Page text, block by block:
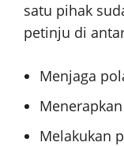
satu pihak
petinju di
Menjaga
Melakukan